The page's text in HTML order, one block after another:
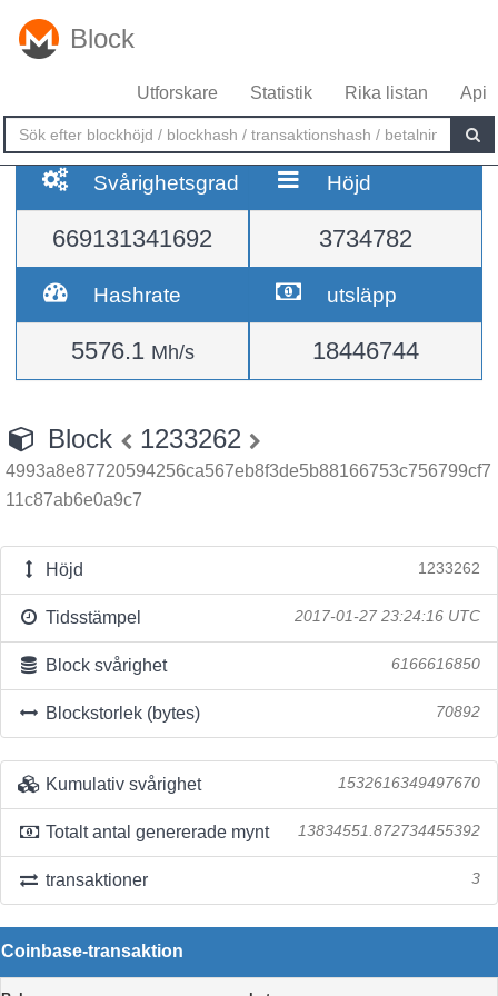
Block
Utforskare Statistik Rika listan Api
Svårighetsgrad
669131341692
Höjd
3734782
Hashrate
5576.1 Mh/s
utsläpp
18446744
Block 1233262
4993a8e87720594256ca567eb8f3de5b88166753c756799cf7
11c87ab6e0a9c7
Höjd 1233262
Tidsstämpel 2017-01-27 23:24:16 UTC
Block svårighet 6166616850
Blockstorlek (bytes) 70892
Kumulativ svårighet 1532616349497670
Totalt antal genererade mynt 13834551.872734455392
transaktioner 3
Coinbase-transaktion